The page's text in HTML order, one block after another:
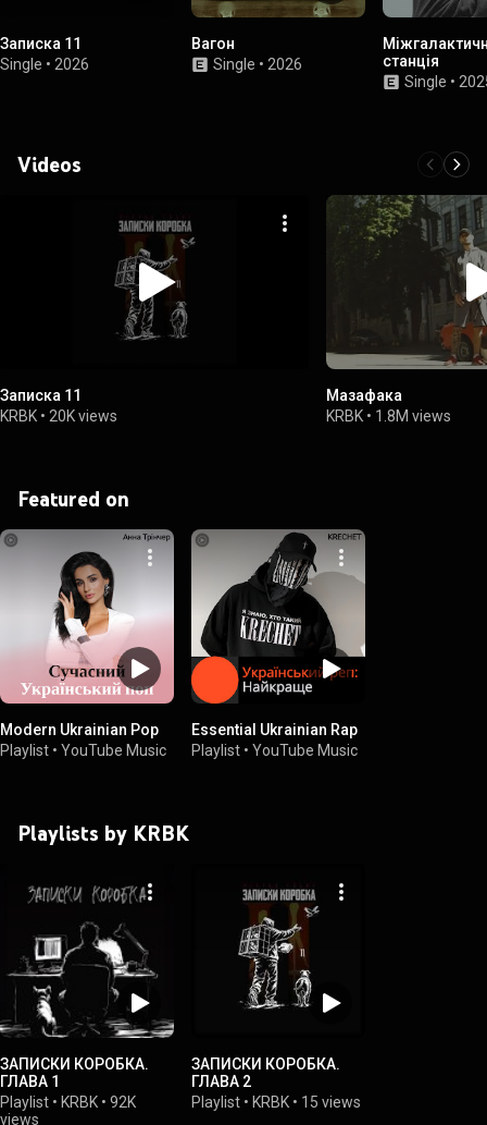
Записка 11
Single • 2026
Вагон
Single • 2026
станція
Single •
Videos
Записка 11
KRBK • 20K views
Мазафака
KRBK • 1.8M views
Featured on
Modern Ukrainian Pop
Playlist • YouTube Music
Essential Ukrainian Rap
Playlist • YouTube Music
Playlists by KRBK
ЗАПИСКИ КОРОБКА.
ГЛАВА 1
Playlist • KRBK • 92K
views
ЗАПИСКИ КОРОБКА.
ГЛАВА 2
Playlist • KRBK • 15 views